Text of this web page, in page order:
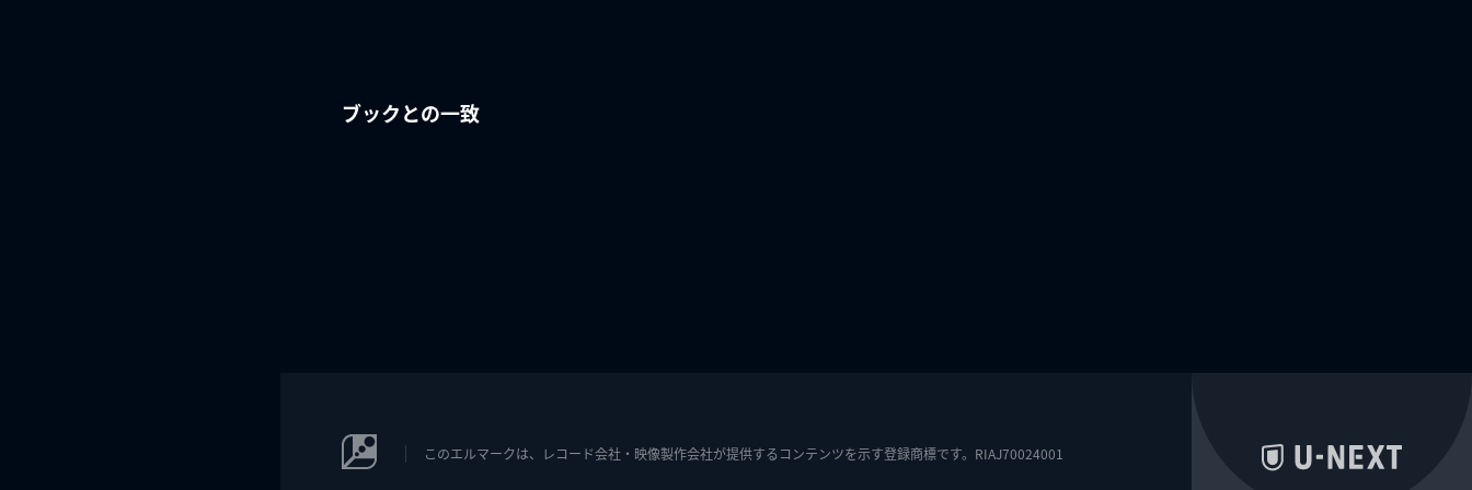
ブックとの一致
このエルマークは、レコード会社・映像製作会社が提供するコンテンツを示す登録商標です。RIAJ70024001